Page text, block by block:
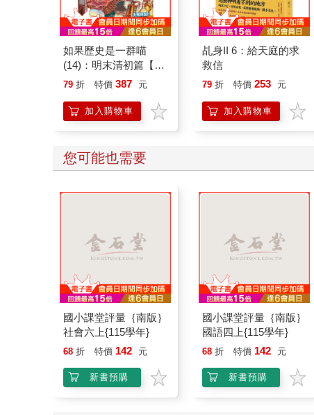
如果歷史是一群喵
(14)：明末清初篇【萌
貓漫畫學歷史】
79 折 特價 387 元
加入購物車
乩身II 6：給天庭的求
救信
79 折 特價 253 元
加入購物車
您可能也需要
國小課堂評量｛南版｝
社會六上{115學年}
68 折 特價 142 元
新書預購
國小課堂評量｛南版｝
國語四上{115學年}
68 折 特價 142 元
新書預購